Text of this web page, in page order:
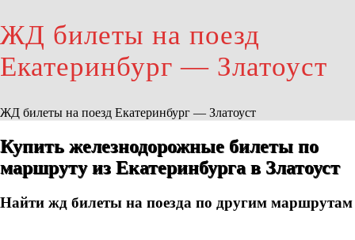
ЖД билеты на поезд
Екатеринбург — Златоуст
ЖД билеты на поезд Екатеринбург — Златоуст
Купить железнодорожные билеты по
маршруту из Екатеринбурга в Златоуст
Найти жд билеты на поезда по другим маршрутам